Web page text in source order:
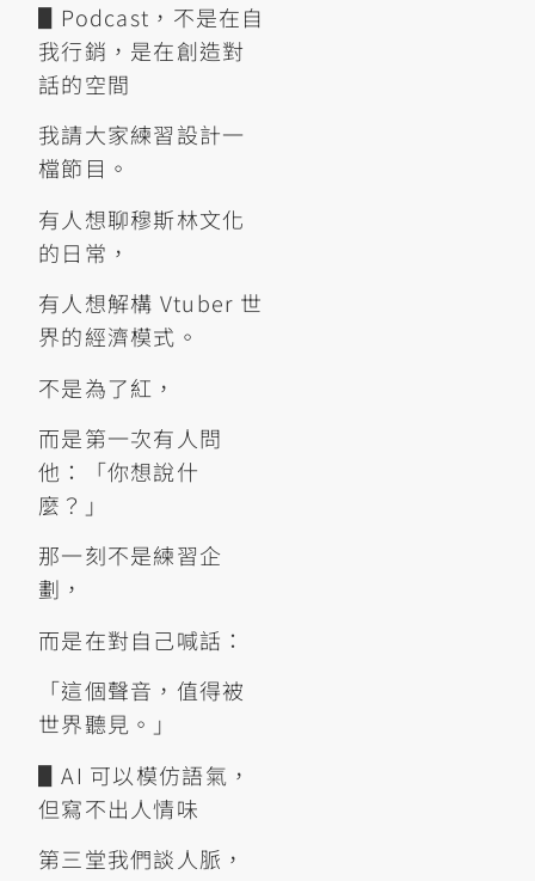
▋Podcast，不是在自
我行銷，是在創造對
話的空間
我請大家練習設計一
檔節目。
有人想聊穆斯林文化
的日常，
有人想解構 Vtuber 世
界的經濟模式。
不是為了紅，
而是第一次有人問
他：「你想說什
麼？」
那一刻不是練習企
劃，
而是在對自己喊話：
「這個聲音，值得被
世界聽見。」
▋AI 可以模仿語氣，
但寫不出人情味
第三堂我們談人脈，